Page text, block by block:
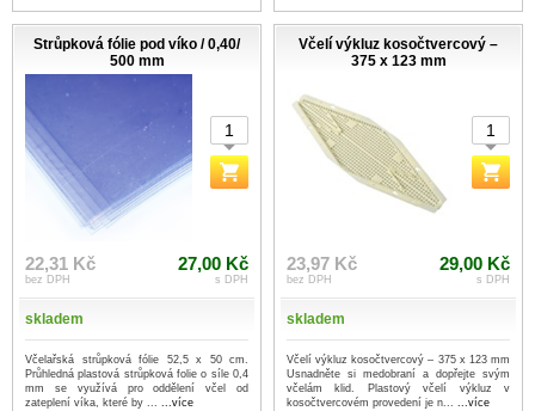
Strůpková fólie pod víko / 0,40/
500 mm
22,31 Kč
bez DPH
27,00 Kč
s DPH
skladem
Včelařská strůpková fólie 52,5 x 50 cm.
Průhledná plastová strůpková folie o síle 0,4
mm se využívá pro oddělení včel od
zateplení víka, které by ... ...více
Včelí výkluz kosočtvercový –
375 x 123 mm
23,97 Kč
bez DPH
29,00 Kč
s DPH
skladem
Včelí výkluz kosočtvercový – 375 x 123 mm
Usnadněte si medobraní a dopřejte svým
včelám klid. Plastový včelí výkluz v
kosočtvercovém provedení je n... ...více